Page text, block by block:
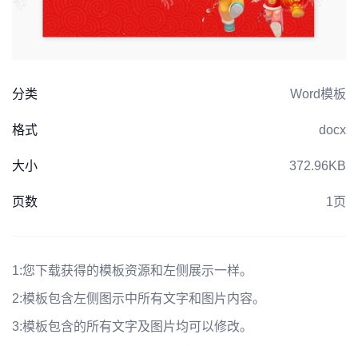
分类 Word模板
格式 docx
大小 372.96KB
页数 1页
1:您下载获得的模板资源和左侧展示一样。
2:模板包含左侧图示中所有文字和图片内容。
3:模板包含的所有文字及图片均可以修改。